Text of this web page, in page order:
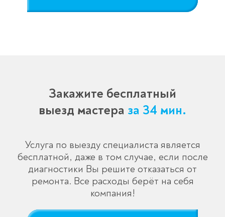
Закажите бесплатный
выезд мастера за 34 мин.
Услуга по выезду специалиста является
бесплатной, даже в том случае, если после
диагностики Вы решите отказаться от
ремонта. Все расходы берёт на себя
компания!